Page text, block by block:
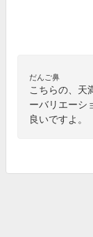
だんご鼻
こちらの、天
ーバリエーシ
良いですよ。